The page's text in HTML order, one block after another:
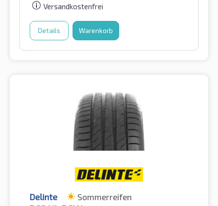
Versandkostenfrei
Details Warenkorb
Delinte Sommerreifen